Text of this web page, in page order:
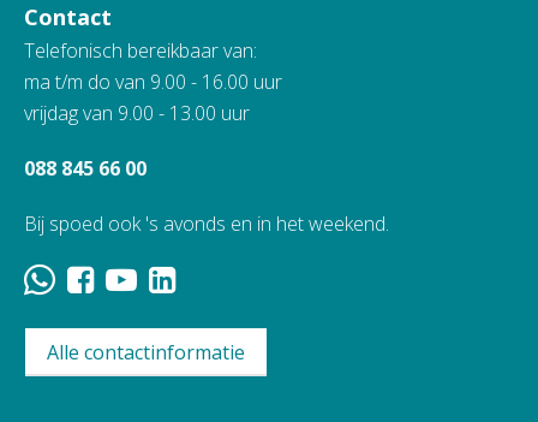
Contact
Telefonisch bereikbaar van:
ma t/m do van 9.00 - 16.00 uur
vrijdag van 9.00 - 13.00 uur
088 845 66 00
Bij spoed ook 's avonds en in het weekend.
Alle contactinformatie